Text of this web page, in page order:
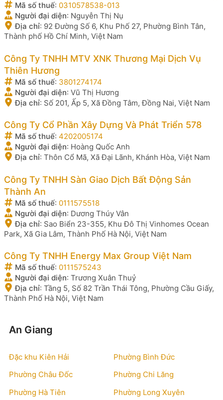
Mã số thuế: 0310578538-013
Người đại diện: Nguyễn Thị Nụ
Địa chỉ: 92 Đường Số 6, Khu Phố 27, Phường Bình Tân,
Thành phố Hồ Chí Minh, Việt Nam
Công Ty TNHH MTV XNK Thương Mại Dịch Vụ
Thiên Hương
Mã số thuế: 3801274174
Người đại diện: Vũ Thị Hương
Địa chỉ: Số 201, Ấp 5, Xã Đồng Tâm, Đồng Nai, Việt Nam
Công Ty Cổ Phần Xây Dựng Và Phát Triển 578
Mã số thuế: 4202005174
Người đại diện: Hoàng Quốc Anh
Địa chỉ: Thôn Cổ Mã, Xã Đại Lãnh, Khánh Hòa, Việt Nam
Công Ty TNHH Sàn Giao Dịch Bất Động Sản
Thành An
Mã số thuế: 0111575518
Người đại diện: Dương Thúy Vân
Địa chỉ: Sao Biển 23-355, Khu Đô Thị Vinhomes Ocean
Park, Xã Gia Lâm, Thành Phố Hà Nội, Việt Nam
Công Ty TNHH Energy Max Group Việt Nam
Mã số thuế: 0111575243
Người đại diện: Trương Xuân Thuỷ
Địa chỉ: Tầng 5, Số 82 Trần Thái Tông, Phường Cầu Giấy,
Thành Phố Hà Nội, Việt Nam
An Giang
Đặc khu Kiên Hải
Phường Bình Đức
Phường Châu Đốc
Phường Chi Lăng
Phường Hà Tiên
Phường Long Xuyên